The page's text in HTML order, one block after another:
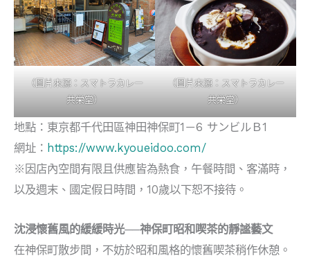
（圖片來源：スマトラカレー
共栄堂）
（圖片來源：スマトラカレー
共栄堂）
地點：東京都千代田區神田神保町1－6 サンビルＢ1
網址： https://www.kyoueidoo.com/
※因店內空間有限且供應皆為熱食，午餐時間、客滿時，
以及週末、國定假日時間，10歲以下恕不接待。
沈浸懷舊風的緩緩時光──神保町昭和喫茶的靜謐藝文
在神保町散步間，不妨於昭和風格的懷舊喫茶稍作休憩。